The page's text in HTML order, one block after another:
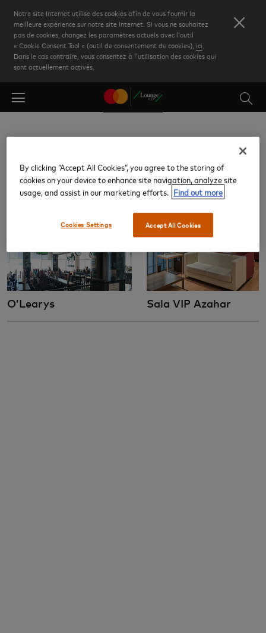
Skip
to
main
content
Notre site Internet utilise des cookies afin de vous fournir la
meilleure expérience sur notre site Internet. Si vous ne souhaitez
pas de cookies, changez les paramètres actuels avec l’outil
« Cookie Consent Tool » (outil de consentement de cookies), ici
Dans le cas contraire, vous consentez à l’utilisation des cookies qui
sont actuellement activés.
Salons
O’Learys Sala VIP Azahar
By clicking “Accept All Cookies”, you agree to the storing of
cookies on your device to enhance site navigation, analyze site
usage, and assist in our marketing efforts. Find out more
Accept All Cookies
Cookies Settings